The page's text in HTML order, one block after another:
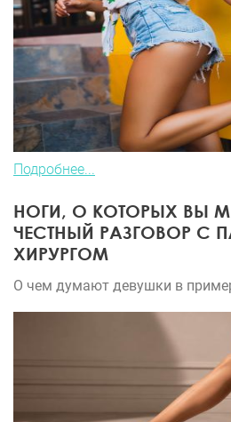
Подробнее...
НОГИ, О КОТОРЫХ ВЫ
ЧЕСТНЫЙ РАЗГОВОР С
ХИРУРГОМ
О чем думают девушки в